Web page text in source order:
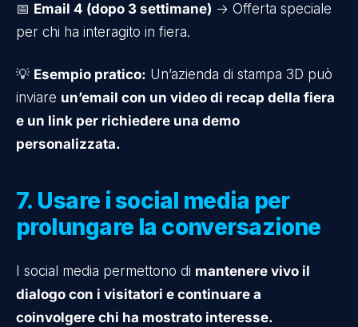
📅 Email 4 (dopo 3 settimane) → Offerta speciale
per chi ha interagito in fiera.
💡 Esempio pratico: Un’azienda di stampa 3D può
inviare un’email con un video di recap della fiera
e un link per richiedere una demo
personalizzata.
7. Usare i social media per
prolungare la conversazione
I social media permettono di mantenere vivo il
dialogo con i visitatori e continuare a
coinvolgere chi ha mostrato interesse.